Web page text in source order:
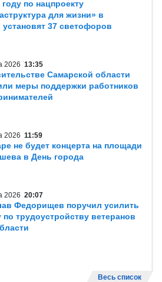
по нацпроекту
для жизни» в
37 светофоров
2026 13:35
Самарской области
меры поддержки работников
2026 11:59
не будет концерта на площади
в День города
2026 20:07
Федорищев поручил усилить
по трудоустройству ветеранов
Весь список